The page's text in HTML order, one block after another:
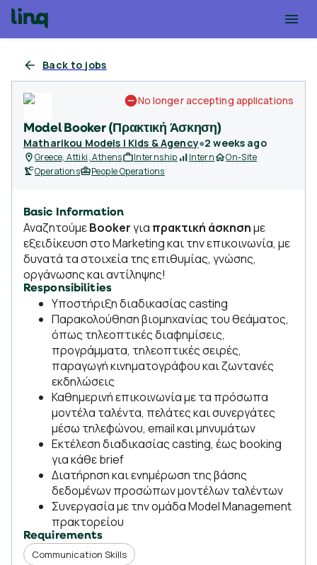
Back to jobs
Model Booker (Πρακτική Άσκηση)
Matharikou Models | Kids & Agency●2 weeks ago
No longer accepting applications
Greece, Attiki, Athens Internship Intern
On-Site
Operations
People Operations
Basic Information
ΑναζητούμεBookerγια πρακτική άσκησημε
εξειδίκευση στο Μarketing και την επικοινωνία, με
δυνατά τα στοιχεία της επιθυμίας, γνώσης,
οργάνωσης και αντίληψης!
Responsibilities
Υποστήριξη διαδικασίας casting
Παρακολούθηση βιομηχανίας του θεάματος,
όπως τηλεοπτικές διαφημίσεις,
προγράμματα, τηλεοπτικές σειρές,
παραγωγή κινηματογράφου και ζωντανές
εκδηλώσεις
Καθημερινή επικοινωνία με τα πρόσωπα
μοντέλα ταλέντα, πελάτες και συνεργάτες
μέσω τηλεφώνου, email και μηνυμάτων
Εκτέλεση διαδικασίας casting, έως booking
για κάθε brief
Διατήρηση και ενημέρωση της βάσης
δεδομένων προσώπων μοντέλων ταλέντων
Συνεργασία με την ομάδα Model Management
πρακτορείου
Requirements
Communication Skills